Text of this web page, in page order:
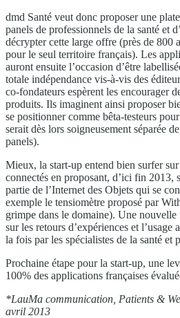
dmd Santé veut donc proposer une
panels de professionnels de la santé et
décrypter cette large offre (près de 800
pour le seul territoire français). Les
auront ensuite l’occasion d’être
totale indépendance vis-à-vis des
co-fondateurs espèrent les encourager
produits. Ils imaginent ainsi proposer
se positionner comme bêta-testeurs
serait dès lors soigneusement séparée
panels).
Mieux, la start-up entend bien surfer
connectés en proposant, d’ici fin 2013,
partie de l’Internet des Objets qui se
exemple le tensiomètre proposé par
grimpe dans le domaine). Une nouvelle
sur les retours d’expériences et l’usage
la fois par les spécialistes de la santé et
Prochaine étape pour la start-up, une
100% des applications françaises
*LauMa communication, Patients &
avril 2013